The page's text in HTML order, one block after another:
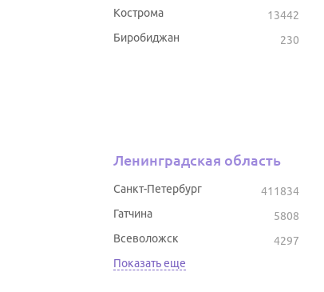
13442
Кострома
230
Биробиджан
Ленинградская область
411834
Санкт-Петербург
5808
Гатчина
4297
Всеволожск
Показать еще